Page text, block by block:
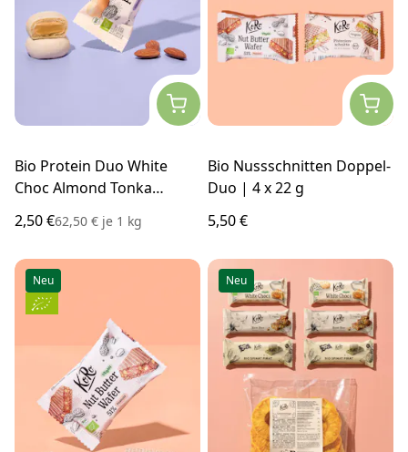
Bio Protein Duo White
Choc Almond Tonka
2,50 €62,50 € je 1 kg
Bio Nussschnitten Doppel-
Duo | 4 x 22 g
5,50 €
Neu Neu